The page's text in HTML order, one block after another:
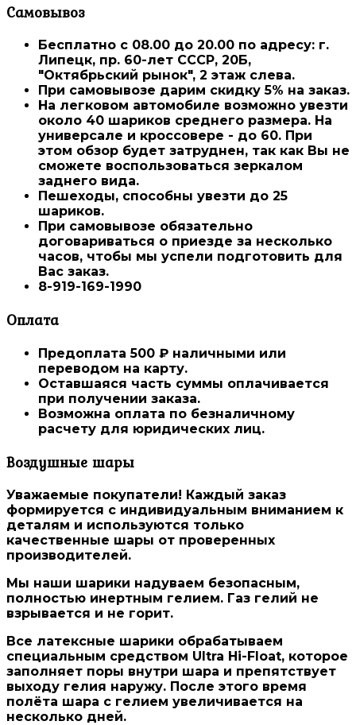
Самовывоз
Бесплатно с 08.00 до 20.00 по адресу: г.
Липецк, пр. 60-лет СССР, 20Б,
"Октябрьский рынок", 2 этаж слева.
При самовывозе дарим скидку 5% на заказ.
На легковом автомобиле возможно увезти
около 40 шариков среднего размера. На
универсале и кроссовере - до 60. При
этом обзор будет затруднен, так как Вы не
сможете воспользоваться зеркалом
заднего вида.
Пешеходы, способны увезти до 25
шариков.
При самовывозе обязательно
договариваться о приезде за несколько
часов, чтобы мы успели подготовить для
Вас заказ.
8-919-169-1990
Оплата
Предоплата 500 ₽ наличными или
переводом на карту.
Оставшаяся часть суммы оплачивается
при получении заказа.
Возможна оплата по безналичному
расчету для юридических лиц.
Воздушные шары
Уважаемые покупатели! Каждый заказ
формируется с индивидуальным вниманием к
деталям и используются только
качественные шары от проверенных
производителей.
Мы наши шарики надуваем безопасным,
полностью инертным гелием. Газ гелий не
взрывается и не горит.
Все латексные шарики обрабатываем
специальным средством Ultra Hi-Float, которое
заполняет поры внутри шара и препятствует
выходу гелия наружу. После этого время
полёта шара с гелием увеличивается на
несколько дней.